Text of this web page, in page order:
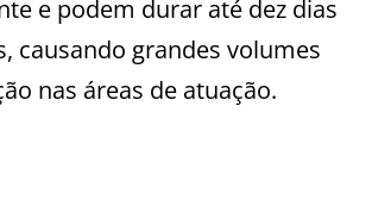
e podem durar até dez dias
causando grandes volumes
nas áreas de atuação.